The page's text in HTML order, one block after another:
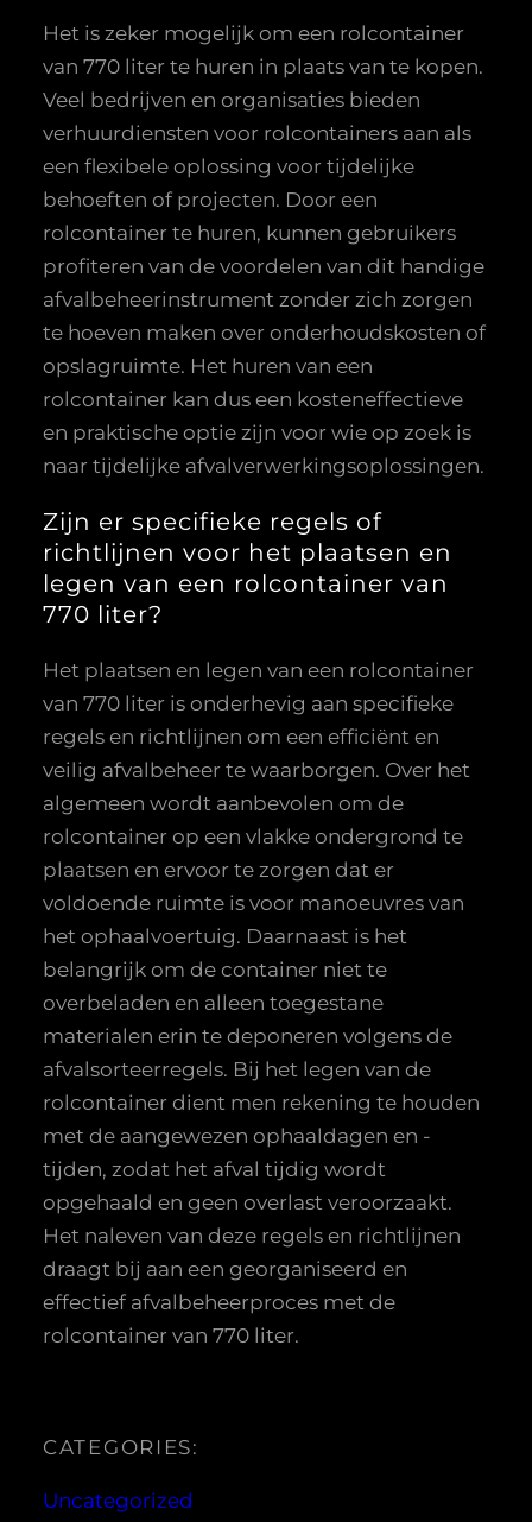
Het is zeker mogelijk om een rolcontainer
van 770 liter te huren in plaats van te kopen.
Veel bedrijven en organisaties bieden
verhuurdiensten voor rolcontainers aan als
een flexibele oplossing voor tijdelijke
behoeften of projecten. Door een
rolcontainer te huren, kunnen gebruikers
profiteren van de voordelen van dit handige
afvalbeheerinstrument zonder zich zorgen
te hoeven maken over onderhoudskosten of
opslagruimte. Het huren van een
rolcontainer kan dus een kosteneffectieve
en praktische optie zijn voor wie op zoek is
naar tijdelijke afvalverwerkingsoplossingen.
Zijn er specifieke regels of
richtlijnen voor het plaatsen en
legen van een rolcontainer van
770 liter?
Het plaatsen en legen van een rolcontainer
van 770 liter is onderhevig aan specifieke
regels en richtlijnen om een efficiënt en
veilig afvalbeheer te waarborgen. Over het
algemeen wordt aanbevolen om de
rolcontainer op een vlakke ondergrond te
plaatsen en ervoor te zorgen dat er
voldoende ruimte is voor manoeuvres van
het ophaalvoertuig. Daarnaast is het
belangrijk om de container niet te
overbeladen en alleen toegestane
materialen erin te deponeren volgens de
afvalsorteerregels. Bij het legen van de
rolcontainer dient men rekening te houden
met de aangewezen ophaaldagen en -
tijden, zodat het afval tijdig wordt
opgehaald en geen overlast veroorzaakt.
Het naleven van deze regels en richtlijnen
draagt bij aan een georganiseerd en
effectief afvalbeheerproces met de
rolcontainer van 770 liter.
CATEGORIES:
Uncategorized